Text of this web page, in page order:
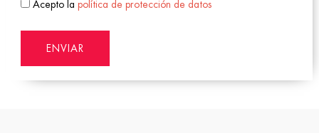
Acepto la política de protección de datos